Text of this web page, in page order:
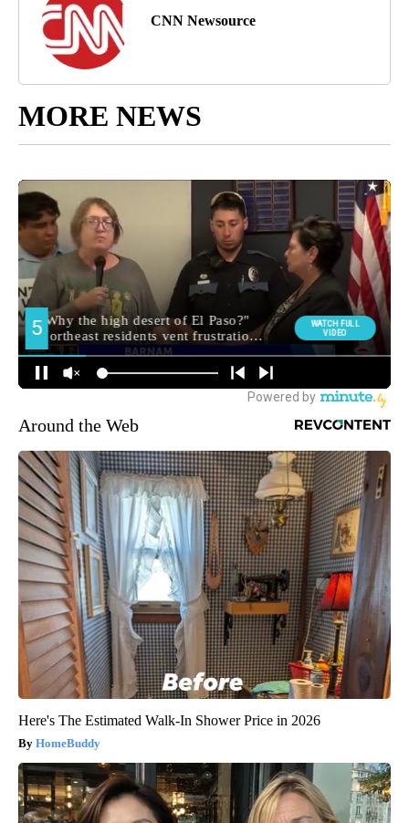
CNN Newsource
MORE NEWS
Around the Web
Here's The Estimated Walk-In Shower Price in 2026
HomeBuddy